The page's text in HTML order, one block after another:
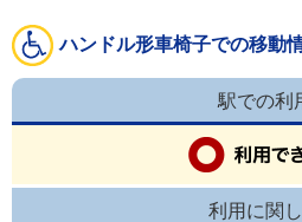
ハンドル形車椅子での移動
駅での利
利用に関